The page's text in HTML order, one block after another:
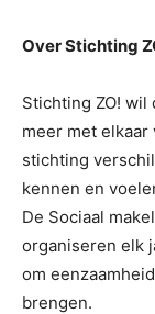
OverStichting
Stichting ZO! wil
meer met
stichting
kennen en
De Sociaal
organiseren elk
om
brengen.